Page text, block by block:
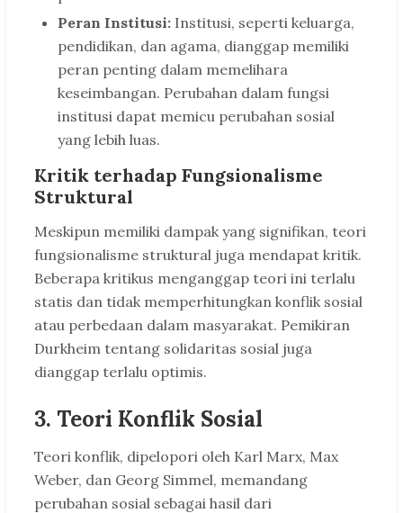
Peran Institusi: Institusi, seperti keluarga,
pendidikan, dan agama, dianggap memiliki
peran penting dalam memelihara
keseimbangan. Perubahan dalam fungsi
institusi dapat memicu perubahan sosial
yang lebih luas.
Kritik terhadap Fungsionalisme
Struktural
Meskipun memiliki dampak yang signifikan, teori
fungsionalisme struktural juga mendapat kritik.
Beberapa kritikus menganggap teori ini terlalu
statis dan tidak memperhitungkan konflik sosial
atau perbedaan dalam masyarakat. Pemikiran
Durkheim tentang solidaritas sosial juga
dianggap terlalu optimis.
3. Teori Konflik Sosial
Teori konflik, dipelopori oleh Karl Marx, Max
Weber, dan Georg Simmel, memandang
perubahan sosial sebagai hasil dari